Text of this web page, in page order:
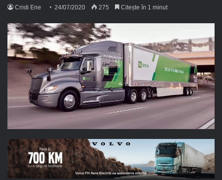
Cristi Ene 24/07/2020 275 Citește în 1 minut